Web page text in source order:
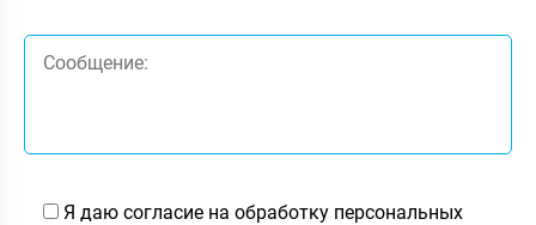
Я даю согласие на обработку персональных